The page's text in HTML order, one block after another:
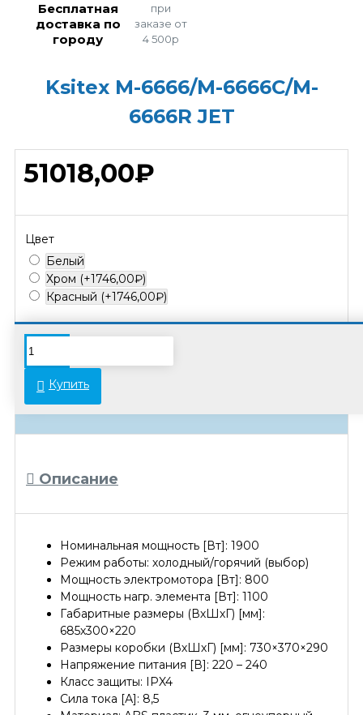
Бесплатная
доставка по
городу
при
заказе от
4 500р
Ksitex M-6666/M-6666C/M-
6666R JET
51018,00₽
Цвет
Белый
Хром (+1746,00₽)
Красный (+1746,00₽)
Купить
В связи с переоценкой товара стоимость
некоторых позиций может отличаться от
указанной на сайте. Просьба уточнять
актуальные цены у менеджеров.
Описание
Номинальная мощность [Вт]: 1900
Режим работы: холодный/горячий (выбор)
Мощность электромотора [Вт]: 800
Мощность нагр. элемента [Вт]: 1100
Габаритные размеры (ВхШхГ) [мм]:
685х300×220
Размеры коробки (ВхШхГ) [мм]: 730×370×290
Напряжение питания [В]: 220 – 240
Класс защиты: IPX4
Сила тока [А]: 8,5